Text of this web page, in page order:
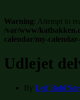
Warning: Attempt to
/var/www/
calendar/my-
Udlejet
By Leif Bohl